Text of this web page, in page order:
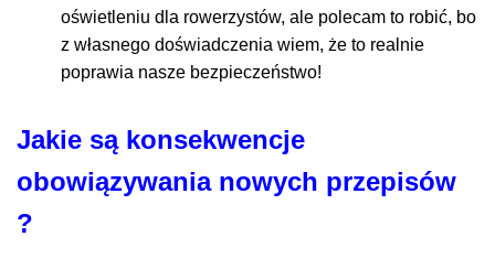
oświetleniu dla rowerzystów, ale polecam to robić, bo
z własnego doświadczenia wiem, że to realnie
poprawia nasze bezpieczeństwo!
Jakie są konsekwencje
obowiązywania nowych przepisów
?